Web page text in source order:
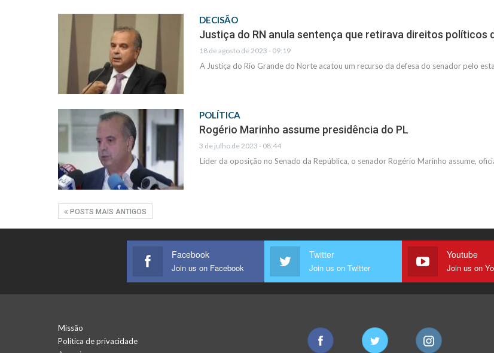
DECISÃO
Justiça do RN anula sentença que retirava direitos políticos
18 de agosto de 2023 - 09:19
A Justiça do Rio Grande do Norte acatou um recurso da defesa do senador pelo
POLÍTICA
Rogério Marinho assume presidência do PL
3 de julho de 2023 - 08:44
Líder da oposição no Senado da República, o senador Rogério Marinho assume,
POSTS MAIS ANTIGOS
Facebook
Join us on Facebook
Twitter
Join us on Twitter
Youtube
Join us on
Missão
Política de privacidade